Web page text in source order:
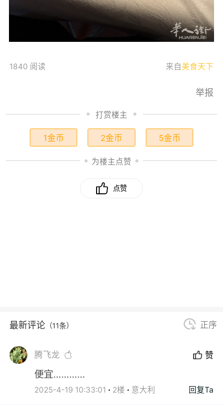
1840 阅读 来自美食天下
举报
打赏楼主
1金币 2金币 5金币
为楼主点赞
点赞
最新评论 （11条） 正序
腾飞龙 赞
便宜…………
2025-4-19 10:33:01 2楼 意大利 回复Ta